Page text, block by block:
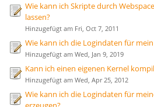
Wie kann ich Skripte durch
lassen?
Hinzugefügt am Fri, Oct 7, 2011
Wie kann ich die Logindaten für
Hinzugefügt am Wed, Jan 9, 2019
Kann ich einen eigenen Kernel
Hinzugefügt am Wed, Apr 25, 2012
Wie kann ich die Logindaten für